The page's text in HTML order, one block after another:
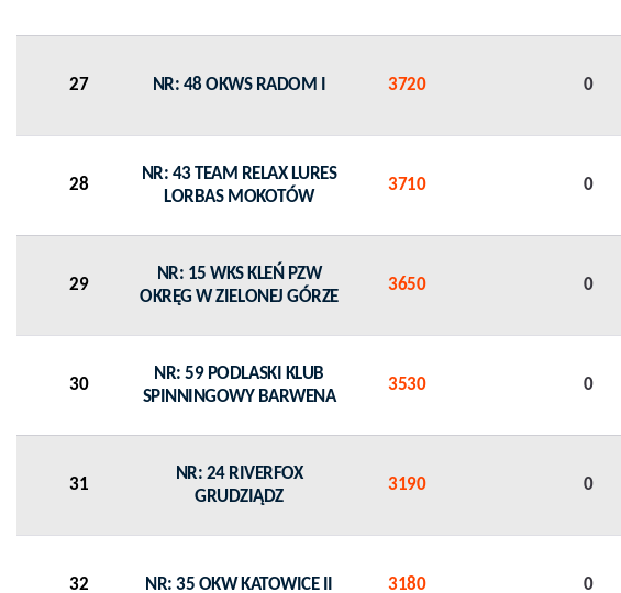
27 NR: 48 OKWS RADOM I 3720 0
28
NR: 43 TEAM RELAX LURES
LORBAS MOKOTÓW
3710 0
29
NR: 15 WKS KLEŃ PZW
OKRĘG W ZIELONEJ GÓRZE
3650 0
30
NR: 59 PODLASKI KLUB
SPINNINGOWY BARWENA
3530 0
31
NR: 24 RIVERFOX
GRUDZIĄDZ
3190 0
32 NR: 35 OKW KATOWICE II 3180 0